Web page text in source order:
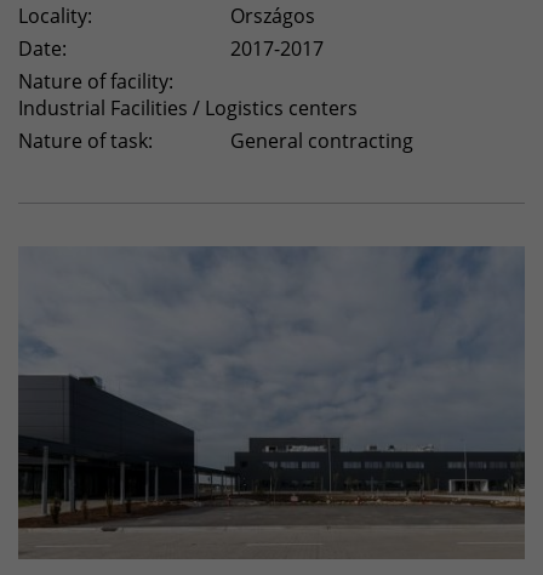
Locality:
Országos
Date:
2017-2017
Nature of facility:
Industrial Facilities / Logistics centers
Nature of task:
General contracting